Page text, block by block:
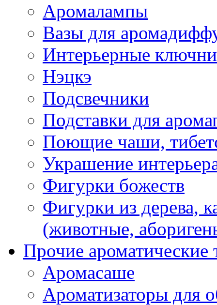
Аромалампы
Вазы для
Интерьерные
Нэцкэ
Подсвечники
Подставки для
Поющие чаши,
Украшение
Фигурки божеств
Фигурки из дерева,
(животные,
Прочие ароматические
Аромасаше
Ароматизаторы для